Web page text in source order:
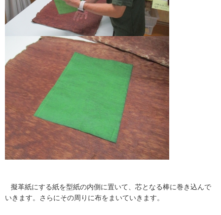
擬革紙にする紙を型紙の内側に置いて、芯となる棒に巻き込んで
いきます。さらにその周りに布をまいていきます。